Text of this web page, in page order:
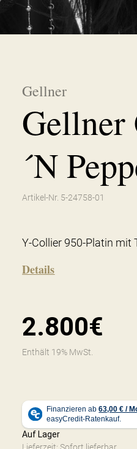
Gellner
´N
Artikel-Nr. 5-24758-01
Y-Collier 950-Platin mit
Details
2.800€
Enthält 19% MwSt.
Auf Lager
Lieferzeit: Sofort lieferbar